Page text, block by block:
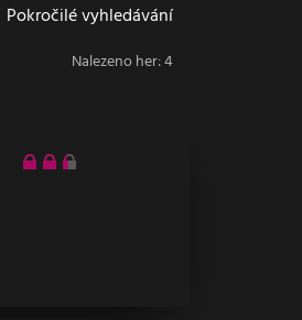
Pokročilé vyhledávání
Nalezeno her:4